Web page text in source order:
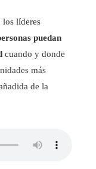
los líderes
puedan
cuando y donde
más
de la